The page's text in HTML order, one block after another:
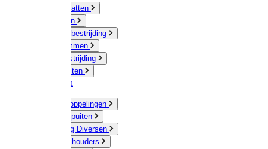
Muizen / Ratten
Drukspuiten
Ongediertebestrijding
Mollenklemmen
Onkruidbestrijding
Vliegenkasten
Meststoffen
Messing koppelingen
Gieters / Spuiten
Besproeiing Diversen
Slangen & houders